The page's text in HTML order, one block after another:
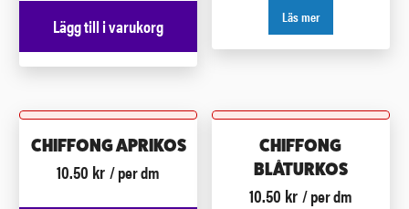
Lägg till i varukorg Läs mer
CHIFFONG APRIKOS
10.50 kr / per dm
CHIFFONG
BLÅTURKOS
10.50 kr / per dm